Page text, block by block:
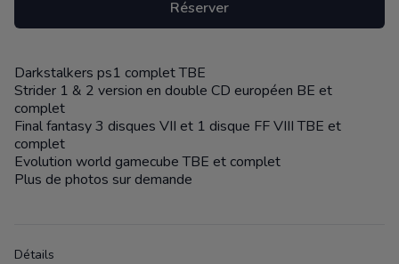
Réserver
Description
Darkstalkers ps1 complet TBE
Strider 1 & 2 version en double CD européen BE et
complet
Final fantasy 3 disques VII et 1 disque FF VIII TBE et
complet
Evolution world gamecube TBE et complet
Plus de photos sur demande
Détails